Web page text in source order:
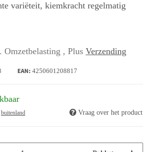
variëteit, kiemkracht regelmatig
Omzetbelasting , Plus Verzending
EAN: 4250601208817
buitenland Vraag over het product